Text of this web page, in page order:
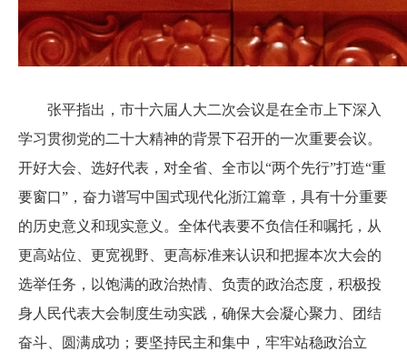
张平指出，市十六届人大二次会议是在全市上下深入
学习贯彻党的二十大精神的背景下召开的一次重要会议。
开好大会、选好代表，对全省、全市以“两个先行”打造“重
要窗口”，奋力谱写中国式现代化浙江篇章，具有十分重要
的历史意义和现实意义。全体代表要不负信任和嘱托，从
更高站位、更宽视野、更高标准来认识和把握本次大会的
选举任务，以饱满的政治热情、负责的政治态度，积极投
身人民代表大会制度生动实践，确保大会凝心聚力、团结
奋斗、圆满成功；要坚持民主和集中，牢牢站稳政治立